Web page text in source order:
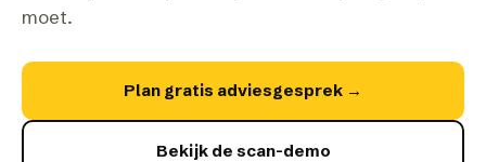
moet.
Plan gratis adviesgesprek →
Bekijk de scan-demo